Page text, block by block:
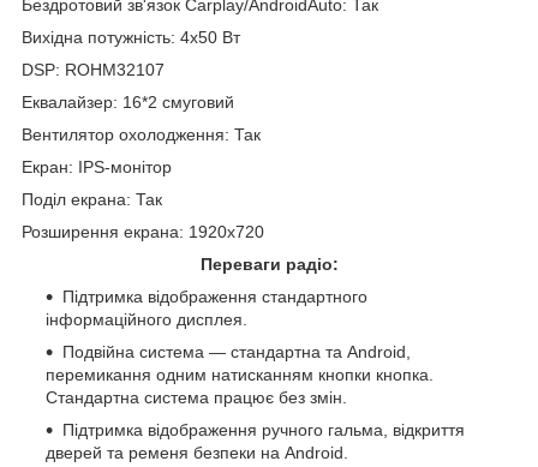
Бездротовий зв'язок Carplay/AndroidAuto: Так
Вихідна потужність: 4x50 Вт
DSP: ROHM32107
Еквалайзер: 16*2 смуговий
Вентилятор охолодження: Так
Екран: IPS-монітор
Поділ екрана: Так
Розширення екрана: 1920x720
Переваги радіо:
Підтримка відображення стандартного
інформаційного дисплея.
Подвійна система — стандартна та Android,
перемикання одним натисканням кнопки кнопка.
Стандартна система працює без змін.
Підтримка відображення ручного гальма, відкриття
дверей та ременя безпеки на Android.